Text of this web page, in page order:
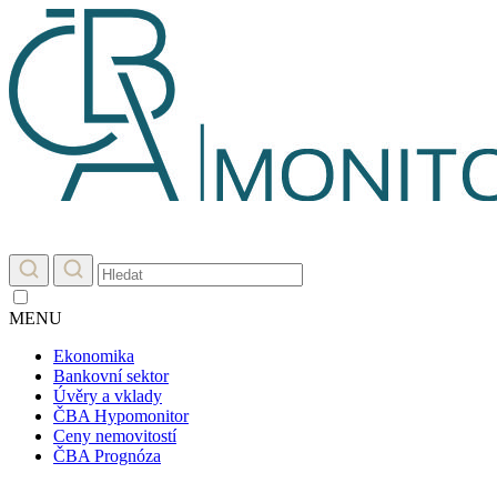
MENU
Ekonomika
Bankovní sektor
Úvěry a vklady
ČBA Hypomonitor
Ceny nemovitostí
ČBA Prognóza